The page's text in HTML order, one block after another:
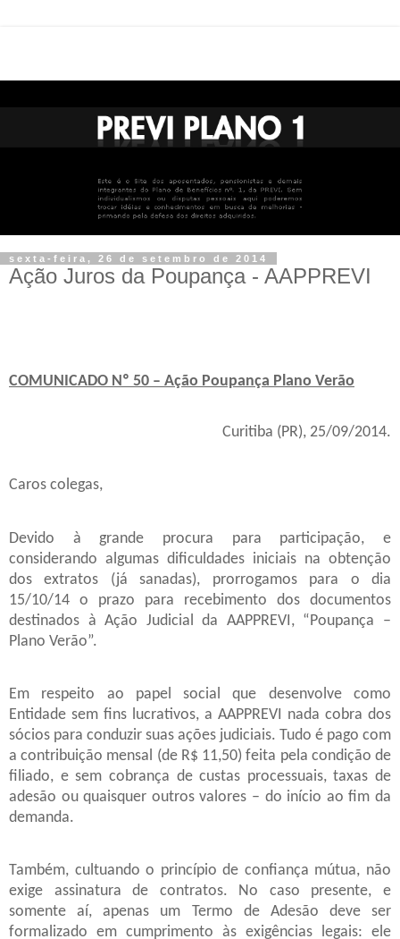
sexta-feira, 26 de setembro de 2014
Ação Juros da Poupança - AAPPREVI
COMUNICADO Nº 50 – Ação Poupança Plano Verão
Curitiba (PR), 25/09/2014.
Caros colegas,
Devido à grande procura para participação, e
considerando algumas dificuldades iniciais na obtenção
dos extratos (já sanadas), prorrogamos para o dia
15/10/14 o prazo para recebimento dos documentos
destinados à Ação Judicial da AAPPREVI, “Poupança –
Plano Verão”.
Em respeito ao papel social que desenvolve como
Entidade sem fins lucrativos, a AAPPREVI nada cobra dos
sócios para conduzir suas ações judiciais. Tudo é pago com
a contribuição mensal (de R$ 11,50) feita pela condição de
filiado, e sem cobrança de custas processuais, taxas de
adesão ou quaisquer outros valores – do início ao fim da
demanda.
Também, cultuando o princípio de confiança mútua, não
exige assinatura de contratos. No caso presente, e
somente aí, apenas um Termo de Adesão deve ser
formalizado em cumprimento às exigências legais: ele